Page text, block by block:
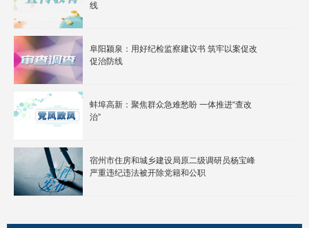
线
阜阳颍泉：用好纪检监察建议书 筑牢以案促改
促治防线
蚌埠高新：聚焦群众急难愁盼 一体推进“查改
治”
宿州市住房和城乡建设局原二级调研员杨宝峰
严重违纪违法被开除党籍和公职